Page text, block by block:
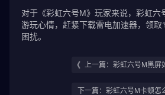
对于《彩虹六号M》玩家来说，彩虹六
游玩心情，赶紧下载雷电加速器，领取
困扰。
上一篇：彩虹六号M黑屏
下一篇：彩虹六号M卡顿怎